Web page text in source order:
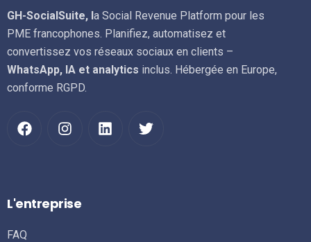
GH-SocialSuite, l a Social Revenue Platform pour les
PME francophones. Planifiez, automatisez et
convertissez vos réseaux sociaux en clients –
WhatsApp, IA et analytics inclus. Hébergée en Europe,
conforme RGPD.
L'entreprise
FAQ